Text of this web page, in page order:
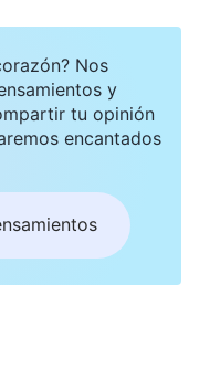
organizar para
de cálculos y
sufría de
Usaba muchos
para el
acababa
asustada en
mis
Nos
y
tu opinión
encantados